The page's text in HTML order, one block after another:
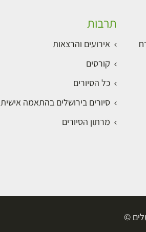
תרבות
אירועים והרצאות
קורסים
כל הסיורים
סיורים בירושלים בהתאמה אישית
מרתון הסיורים
©